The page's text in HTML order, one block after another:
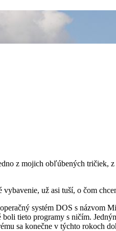
z mojich obľúbených tričiek,
už asi tuší, o čom
systém DOS s názvom
tieto programy s ničím.
sa konečne v týchto rokoch